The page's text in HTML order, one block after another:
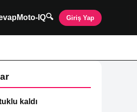
Moto-IQ🔍 Giriş Yap
kaldı